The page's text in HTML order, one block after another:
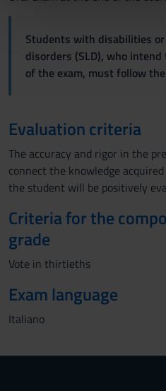
con altre informazioni che hai
raccolto dal tuo utilizzo dei
Students with disabilities
disorders (SLD), who
of the exam, must follow
Evaluation criteria
The accuracy and rigor in the
connect the knowledge
the student will be positively
Criteria for the
grade
Vote in thirtieths
Exam language
Italiano